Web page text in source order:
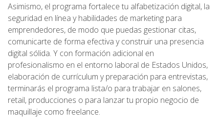
Asimismo, el programa fortalece tu alfabetización digital, la
seguridad en línea y habilidades de marketing para
emprendedores, de modo que puedas gestionar citas,
comunicarte de forma efectiva y construir una presencia
digital sólida. Y con formación adicional en
profesionalismo en el entorno laboral de Estados Unidos,
elaboración de currículum y preparación para entrevistas,
terminarás el programa lista/o para trabajar en salones,
retail, producciones o para lanzar tu propio negocio de
maquillaje como freelance.